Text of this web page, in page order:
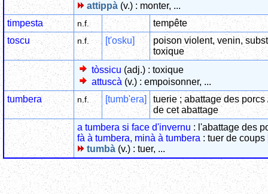
attippà (v.) : monter, ...
timpesta
n.f.
tempête
toscu
n.f. [t'osku]
poison violent, venin,
toxique
tòssicu (adj.) : toxique
attuscà (v.) : empoisonner, ...
tumbera
n.f. [tumb'era]
tuerie ; abattage des porcs
de cet abattage
a tumbera si face d'invernu : l'abattage des
fà à tumbera, minà à tumbera : tuer de coups
tumbà (v.) : tuer, ...